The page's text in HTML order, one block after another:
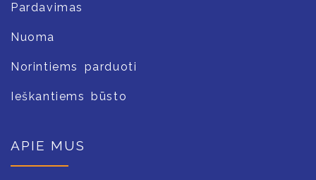
Pardavimas
Nuoma
Norintiems parduoti
Ieškantiems būsto
APIE MUS